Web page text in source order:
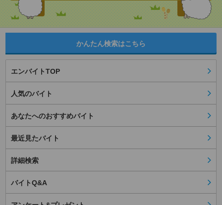
かんたん検索はこちら
エンバイトTOP
人気のバイト
あなたへのおすすめバイト
最近見たバイト
詳細検索
バイトQ&A